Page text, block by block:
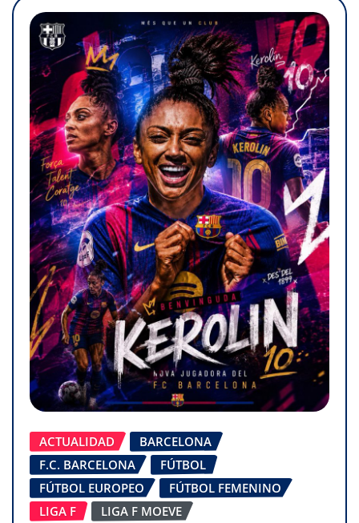
ACTUALIDAD
BARCELONA
F.C. BARCELONA
FÚTBOL
FÚTBOL EUROPEO
FÚTBOL FEMENINO
LIGA F
LIGA F MOEVE